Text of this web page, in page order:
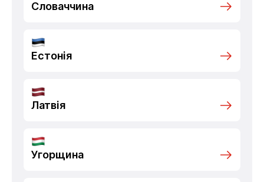
Словаччина
Естонія
Латвія
Угорщина